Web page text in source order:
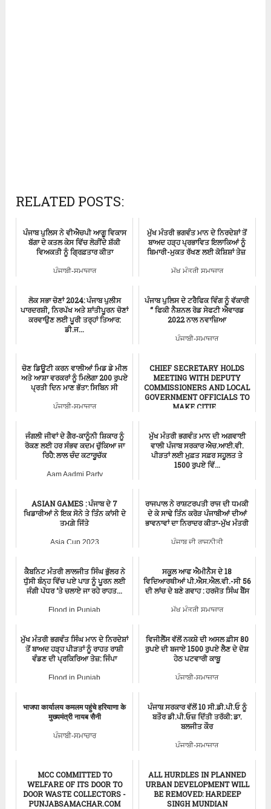
RELATED POSTS:
ਪੰਜਾਬ ਪੁਲਿਸ ਨੇ ਵੀਐਚਪੀ ਆਗੂ ਵਿਕਾਸ
ਬੱਗਾ ਦੇ ਕਤਲ ਕੇਸ ਵਿੱਚ ਲੋੜੀਂਦੇ ਸ਼ੱਕੀ
ਵਿਅਕਤੀ ਨੂੰ ਗ੍ਰਿਫ਼ਤਾਰ ਕੀਤਾ
ਪੰਜਾਬੀ-ਸਮਾਚਾਰ
ਮੁੱਖ ਮੰਤਰੀ ਭਗਵੰਤ ਮਾਨ ਦੇ ਨਿਰਦੇਸ਼ਾਂ ਤੋਂ
ਬਾਅਦ ਹੜ੍ਹ ਪ੍ਰਭਾਵਿਤ ਇਲਾਕਿਆਂ ਨੂੰ
ਬਿਮਾਰੀ-ਮੁਕਤ ਰੱਖਣ ਲਈ ਕੋਸ਼ਿਸ਼ਾਂ ਤੇਜ਼
ਮੁੱਖ ਮੰਤਰੀ ਸਮਾਚਾਰ
ਲੋਕ ਸਭਾ ਚੋਣਾਂ 2024: ਪੰਜਾਬ ਪੁਲੀਸ
ਪਾਰਦਰਸ਼ੀ, ਨਿਰਪੱਖ ਅਤੇ ਸ਼ਾਂਤੀਪੂਰਨ ਚੋਣਾਂ
ਕਰਵਾਉਣ ਲਈ ਪੂਰੀ ਤਰ੍ਹਾਂ ਤਿਆਰ:
ਡੀ.ਜ...
ਪੰਜਾਬ ਪੁਲਿਸ ਦੇ ਟਰੈਫਿਕ ਵਿੰਗ ਨੂੰ ਵੱਕਾਰੀ
‘‘ ਫਿਕੀ ਨੈਸ਼ਨਲ ਰੋਡ ਸੇਫਟੀ ਐਵਾਰਡ
2022 ਨਾਲ ਨਵਾਜ਼ਿਆ
ਪੰਜਾਬੀ-ਸਮਾਚਾਰ
ਚੋਣ ਡਿਊਟੀ ਕਰਨ ਵਾਲੀਆਂ ਮਿਡ ਡੇ ਮੀਲ
ਅਤੇ ਆਸ਼ਾ ਵਰਕਰਾਂ ਨੂੰ ਮਿਲੇਗਾ 200 ਰੁਪਏ
ਪ੍ਰਤੀ ਦਿਨ ਮਾਣ ਭੱਤਾ: ਸਿਬਿਨ ਸੀ
ਪੰਜਾਬੀ-ਸਮਾਚਾਰ
CHIEF SECRETARY HOLDS
MEETING WITH DEPUTY
COMMISSIONERS AND LOCAL
GOVERNMENT OFFICIALS TO
MAKE CITIE...
ਜੰਗਲੀ ਜੀਵਾਂ ਦੇ ਗੈਰ-ਕਾਨੂੰਨੀ ਸ਼ਿਕਾਰ ਨੂੰ
ਰੋਕਣ ਲਈ ਹਰ ਸੰਭਵ ਕਦਮ ਚੁੱਕਿਆ ਜਾ
ਰਿਹੈ: ਲਾਲ ਚੰਦ ਕਟਾਰੂਚੱਕ
Aam Aadmi Party
ਮੁੱਖ ਮੰਤਰੀ ਭਗਵੰਤ ਮਾਨ ਦੀ ਅਗਵਾਈ
ਵਾਲੀ ਪੰਜਾਬ ਸਰਕਾਰ ਐਚ.ਆਈ.ਵੀ.
ਪੀੜਤਾਂ ਲਈ ਮੁਫ਼ਤ ਸਫ਼ਰ ਸਹੂਲਤ ਤੇ
1500 ਰੁਪਏ ਵਿੱ...
ASIAN GAMES : ਪੰਜਾਬ ਦੇ 7
ਖਿਡਾਰੀਆਂ ਨੇ ਇਕ ਸੋਨੇ ਤੇ ਤਿੰਨ ਕਾਂਸੀ ਦੇ
ਤਮਗ਼ੇ ਜਿੱਤੇ
Asia Cup 2023
ਰਾਜਪਾਲ ਨੇ ਰਾਸ਼ਟਰਪਤੀ ਰਾਜ ਦੀ ਧਮਕੀ
ਦੇ ਕੇ ਸਾਢੇ ਤਿੰਨ ਕਰੋੜ ਪੰਜਾਬੀਆਂ ਦੀਆਂ
ਭਾਵਨਾਵਾਂ ਦਾ ਨਿਰਾਦਰ ਕੀਤਾ-ਮੁੱਖ ਮੰਤਰੀ
ਪੰਜਾਬ ਦੀ ਰਾਜਨੀਤੀ
ਕੈਬਨਿਟ ਮੰਤਰੀ ਲਾਲਜੀਤ ਸਿੰਘ ਭੁੱਲਰ ਨੇ
ਧੁੱਸੀ ਬੰਨ੍ਹ ਵਿੱਚ ਪਏ ਪਾੜ ਨੂੰ ਪੂਰਨ ਲਈ
ਜੰਗੀ ਪੱਧਰ ‘ਤੇ ਚਲਾਏ ਜਾ ਰਹੇ ਰਾਹਤ...
Flood in Punjab
ਸਕੂਲ ਆਫ ਐਮੀਨੈਸ ਦੇ 18
ਵਿਦਿਆਰਥੀਆਂ ਪੀ.ਐਸ.ਐਲ.ਵੀ.-ਸੀ 56
ਦੀ ਲਾਂਚ ਦੇ ਬਣੇ ਗਵਾਹ : ਹਰਜੋਤ ਸਿੰਘ ਬੈਂਸ
ਮੁੱਖ ਮੰਤਰੀ ਸਮਾਚਾਰ
ਮੁੱਖ ਮੰਤਰੀ ਭਗਵੰਤ ਸਿੰਘ ਮਾਨ ਦੇ ਨਿਰਦੇਸ਼ਾਂ
ਤੋਂ ਬਾਅਦ ਹੜ੍ਹ ਪੀੜਤਾਂ ਨੂੰ ਰਾਹਤ ਰਾਸ਼ੀ
ਵੰਡਣ ਦੀ ਪ੍ਰਕਿਰਿਆ ਤੇਜ਼: ਜਿੰਪਾ
Flood in Punjab
ਵਿਜੀਲੈਂਸ ਵੱਲੋਂ ਨਕਸ਼ੇ ਦੀ ਅਸਲ ਫ਼ੀਸ 80
ਰੁਪਏ ਦੀ ਬਜਾਏ 1500 ਰੁਪਏ ਲੈਣ ਦੇ ਦੋਸ਼
ਹੇਠ ਪਟਵਾਰੀ ਕਾਬੂ
ਪੰਜਾਬੀ-ਸਮਾਚਾਰ
भाजपा कार्यालय कमलम पहुंचे हरियाणा के
मुख्यमंत्री नायब सैनी
ਪੰਜਾਬੀ-ਸਮਾਚਾਰ
ਪੰਜਾਬ ਸਰਕਾਰ ਵੱਲੋਂ 10 ਸੀ.ਡੀ.ਪੀ.ਓ ਨੂੰ
ਬਤੌਰ ਡੀ.ਪੀ.ਓਜ਼ ਦਿੱਤੀ ਤਰੱਕੀ: ਡਾ.
ਬਲਜੀਤ ਕੌਰ
ਪੰਜਾਬੀ-ਸਮਾਚਾਰ
MCC COMMITTED TO
WELFARE OF ITS DOOR TO
DOOR WASTE COLLECTORS -
PUNJABSAMACHAR.COM
ALL HURDLES IN PLANNED
URBAN DEVELOPMENT WILL
BE REMOVED: HARDEEP
SINGH MUNDIAN